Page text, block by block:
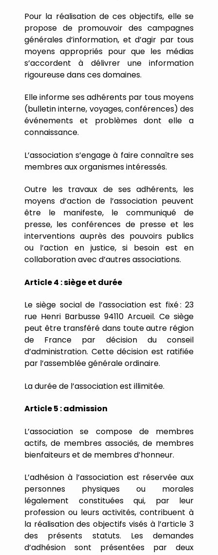
Pour la réalisation de ces objectifs, elle se
propose de promouvoir des campagnes
générales d’information, et d’agir par tous
moyens appropriés pour que les médias
s’accordent à délivrer une
information
rigoureusedanscesdomaines.
Elleinforme sesadhérents par tous moyens
(bulletininterne, voyages,conférences) des
événements
et problèmes dont elle
a
connaissance.
L’association s’engage à faire connaître ses
membresauxorganismesintéressés.
Outre les travaux de ses adhérents, les
moyens d’action de l’association peuvent
être
le manifeste, le communiqué
de
presse, les conférences de presse et les
interventions auprès des pouvoirs publics
ou
l’action en justice, si besoin est
en
collaborationavec d’autresassociations.
Article4 :siègeet durée
Le siège social de l’association est fixé: 23
rue Henri Barbusse 94110 Arcueil. Ce siège
peut être transféré dans toute autre région
de
France par décision du
conseil
d’administration. Cette décision est ratifiée
par l’assembléegénéraleordinaire.
Laduréede l’associationest illimitée.
Article5 :admission
L’association se compose de
membres
actifs, de membres associés, de membres
bienfaiteurset de membresd’honneur.
L’adhésion à l’association est réservée aux
personnes
physiques ou
morales
légalement
constituées qui, par
leur
profession ou leurs activités, contribuent à
la réalisation des objectifs visés à l’article 3
des
présents statuts. Les
demandes
d’adhésion sont présentées par
deux